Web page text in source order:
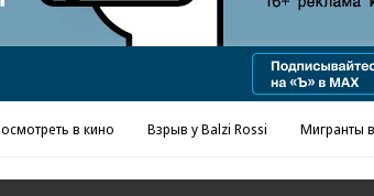
в кино Взрыв у Balzi Rossi Мигранты